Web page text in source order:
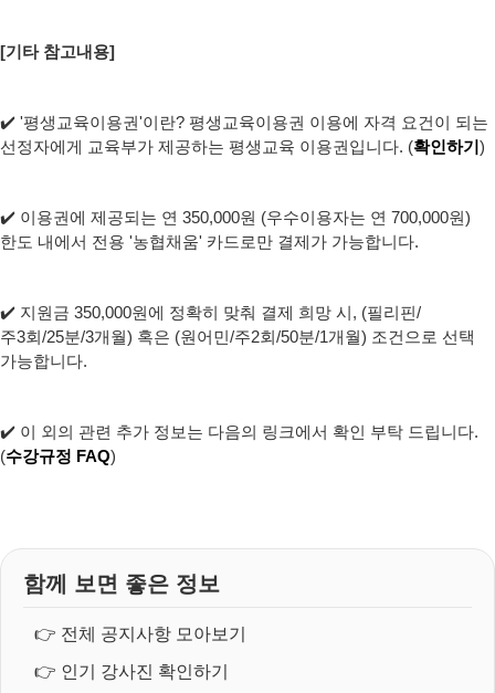
[기타 참고내용]
✔️ '평생교육이용권'이란? 평생교육이용권 이용에 자격 요건이 되는
선정자에게 교육부가 제공하는 평생교육 이용권입니다. (확인하기)
✔️ 이용권에 제공되는 연 350,000원 (우수이용자는 연 700,000원)
한도 내에서 전용 '농협채움' 카드로만 결제가 가능합니다.
✔️ 지원금 350,000원에 정확히 맞춰 결제 희망 시, (필리핀/
주3회/25분/3개월) 혹은 (원어민/주2회/50분/1개월) 조건으로 선택
가능합니다.
✔️ 이 외의 관련 추가 정보는 다음의 링크에서 확인 부탁 드립니다.
(수강규정 FAQ)
함께 보면 좋은 정보
👉 전체 공지사항 모아보기
👉 인기 강사진 확인하기